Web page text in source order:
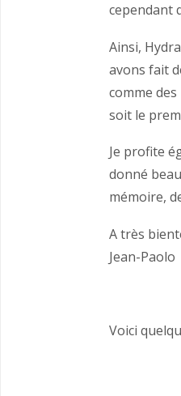
cependant
Ainsi,
avons fait
comme
soit le
Je profite
donné
mémoire,
A très
Jean-Paolo
Voici